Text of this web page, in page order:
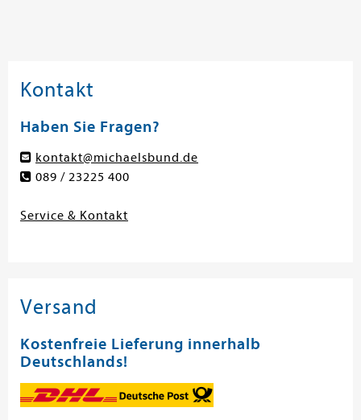
Kontakt
Haben Sie Fragen?
kontakt@michaelsbund.de
089 / 23225 400
Service & Kontakt
Versand
Kostenfreie Lieferung innerhalb
Deutschlands!